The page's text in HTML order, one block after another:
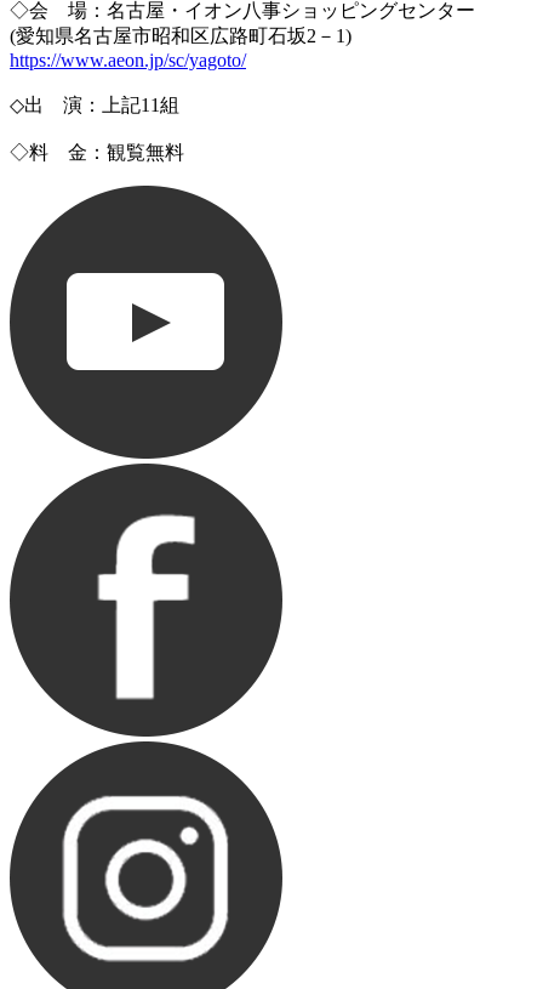
◇会 場：名古屋・イオン八事ショッピングセンター
(愛知県名古屋市昭和区広路町石坂2－1)
https://www.aeon.jp/sc/yagoto/
◇出 演：上記11組
◇料 金：観覧無料